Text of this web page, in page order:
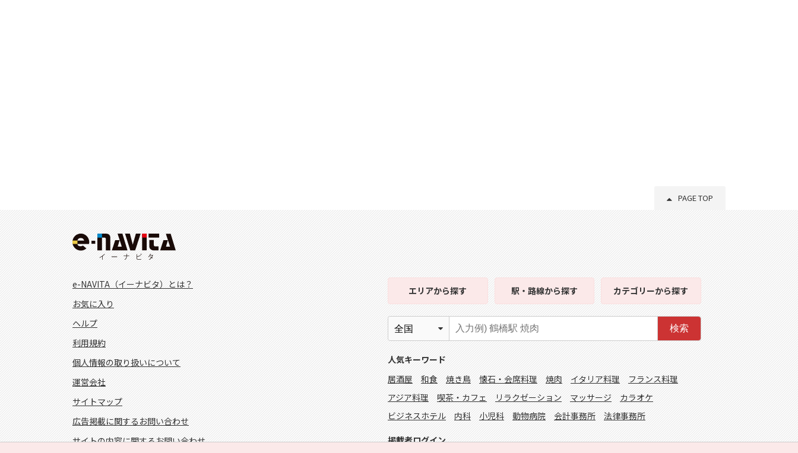
PAGE TOP
e-NAVITA（イーナビタ）とは？
お気に入り
ヘルプ
利用規約
個人情報の取り扱いについて
運営会社
サイトマップ
広告掲載に関するお問い合わせ
サイトの内容に関するお問い合わせ
エリアから探す 駅・路線から探す カテゴリーから探す
検索
人気キーワード
居酒屋
和食 焼き鳥 懐石・会席料理 焼肉 イタリア料理
フランス料理
アジア料理
喫茶・カフェ リラクゼーション マッサージ
カラオケ
ビジネスホテル
内科 小児科 動物病院 会計事務所 法律事務所
掲載者ログイン